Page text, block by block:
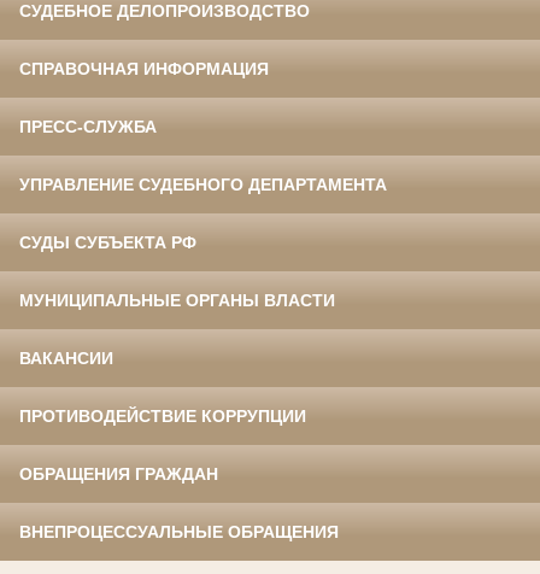
СУДЕБНОЕ ДЕЛОПРОИЗВОДСТВО
СПРАВОЧНАЯ ИНФОРМАЦИЯ
ПРЕСС-СЛУЖБА
УПРАВЛЕНИЕ СУДЕБНОГО ДЕПАРТАМЕНТА
СУДЫ СУБЪЕКТА РФ
МУНИЦИПАЛЬНЫЕ ОРГАНЫ ВЛАСТИ
ВАКАНСИИ
ПРОТИВОДЕЙСТВИЕ КОРРУПЦИИ
ОБРАЩЕНИЯ ГРАЖДАН
ВНЕПРОЦЕССУАЛЬНЫЕ ОБРАЩЕНИЯ